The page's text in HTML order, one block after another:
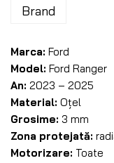
Brand
Marca: Ford
Model: Ford Ranger
An: 2023 – 2025
Material: Oțel
Grosime: 3 mm
Zona protejată:
Motorizare: Toate